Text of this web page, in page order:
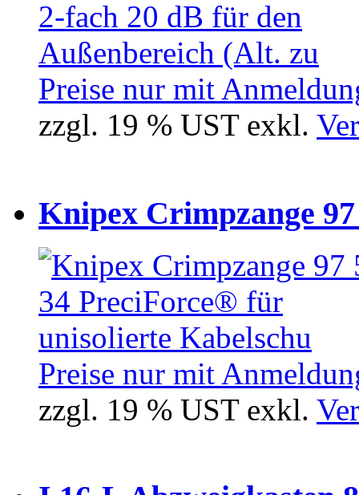
Preise nur mit
zzgl. 19 % UST exkl.
Knipex Crimpzange 97
Preise nur mit
zzgl. 19 % UST exkl.